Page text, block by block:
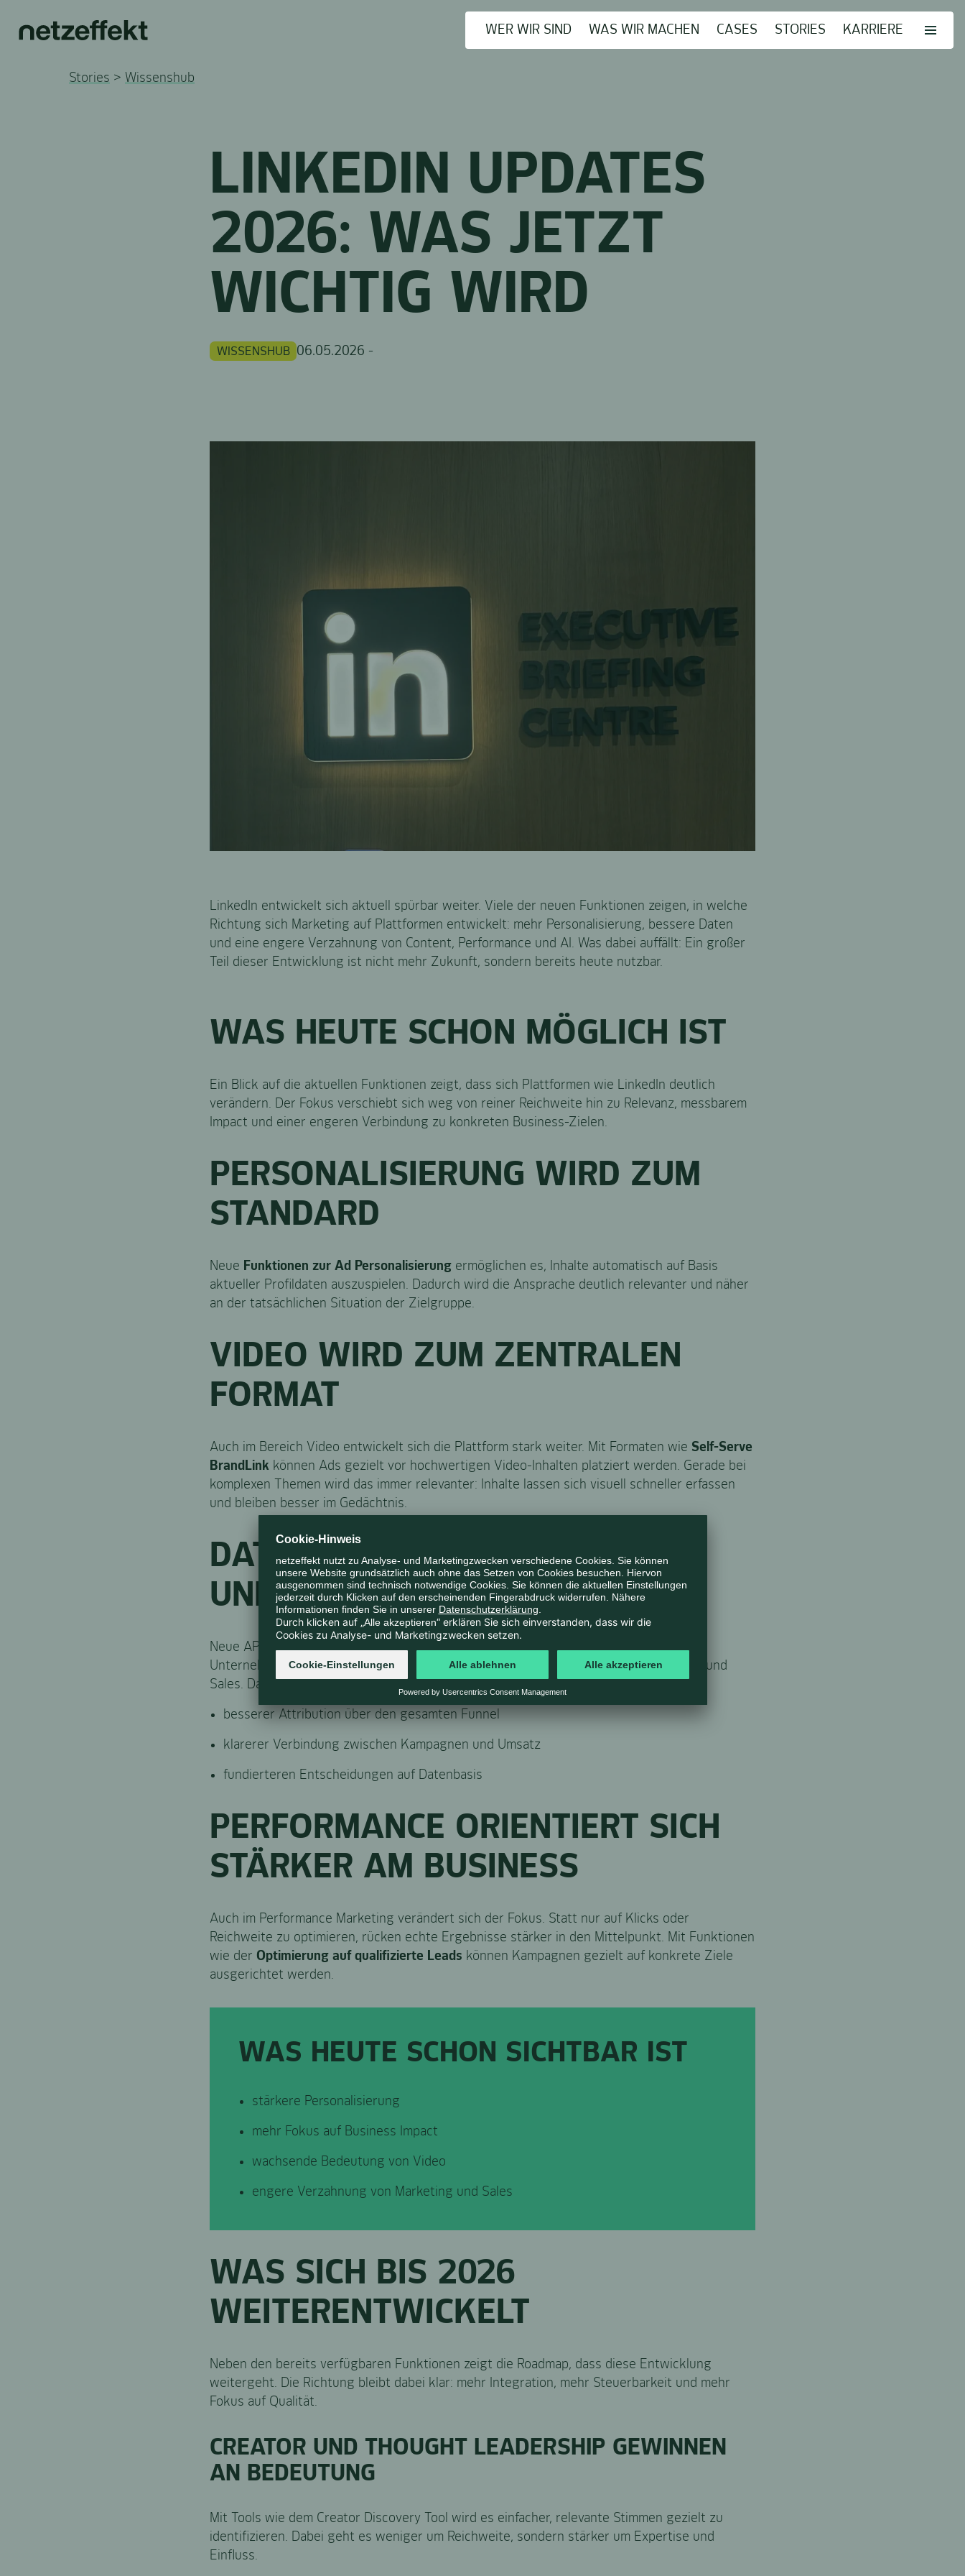
WER WIR SIND WAS WIR MACHEN CASES STORIES KARRIERE
Stories > Wissenshub
LINKEDIN UPDATES
2026: WAS JETZT
WICHTIG WIRD
WISSENSHUB 06.05.2026 -
LinkedIn entwickelt sich aktuell spürbar weiter. Viele der neuen Funktionen zeigen, in welche
Richtung sich Marketing auf Plattformen entwickelt: mehr Personalisierung, bessere Daten
und eine engere Verzahnung von Content, Performance und AI. Was dabei auffällt: Ein großer
Teil dieser Entwicklung ist nicht mehr Zukunft, sondern bereits heute nutzbar.
WAS HEUTE SCHON MÖGLICH IST
Ein Blick auf die aktuellen Funktionen zeigt, dass sich Plattformen wie LinkedIn deutlich
verändern. Der Fokus verschiebt sich weg von reiner Reichweite hin zu Relevanz, messbarem
Impact und einer engeren Verbindung zu konkreten Business-Zielen.
PERSONALISIERUNG WIRD ZUM
STANDARD
Neue Funktionen zur Ad Personalisierung ermöglichen es, Inhalte automatisch auf Basis
aktueller Profildaten auszuspielen. Dadurch wird die Ansprache deutlich relevanter und näher
an der tatsächlichen Situation der Zielgruppe.
VIDEO WIRD ZUM ZENTRALEN
FORMAT
Auch im Bereich Video entwickelt sich die Plattform stark weiter. Mit Formaten wie Self-Serve
BrandLink können Ads gezielt vor hochwertigen Video-Inhalten platziert werden. Gerade bei
komplexen Themen wird das immer relevanter: Inhalte lassen sich visuell schneller erfassen
und bleiben besser im Gedächtnis.
DATEN VERBINDEN MARKETING
UND SALES
Neue APIs wie die Company Intelligence API ermöglichen tiefere Einblicke auf
Unternehmensebene. Dadurch entsteht eine engere Verbindung zwischen Marketing und
Sales. Das wird konkret sichtbar in:
besserer Attribution über den gesamten Funnel
klarerer Verbindung zwischen Kampagnen und Umsatz
fundierteren Entscheidungen auf Datenbasis
PERFORMANCE ORIENTIERT SICH
STÄRKER AM BUSINESS
Auch im Performance Marketing verändert sich der Fokus. Statt nur auf Klicks oder
Reichweite zu optimieren, rücken echte Ergebnisse stärker in den Mittelpunkt. Mit Funktionen
wie der Optimierung auf qualifizierte Leads können Kampagnen gezielt auf konkrete Ziele
ausgerichtet werden.
WAS HEUTE SCHON SICHTBAR IST
stärkere Personalisierung
mehr Fokus auf Business Impact
wachsende Bedeutung von Video
engere Verzahnung von Marketing und Sales
WAS SICH BIS 2026
WEITERENTWICKELT
Neben den bereits verfügbaren Funktionen zeigt die Roadmap, dass diese Entwicklung
weitergeht. Die Richtung bleibt dabei klar: mehr Integration, mehr Steuerbarkeit und mehr
Fokus auf Qualität.
CREATOR UND THOUGHT LEADERSHIP GEWINNEN
AN BEDEUTUNG
Mit Tools wie dem Creator Discovery Tool wird es einfacher, relevante Stimmen gezielt zu
identifizieren. Dabei geht es weniger um Reichweite, sondern stärker um Expertise und
Einfluss.